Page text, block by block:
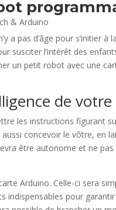
a pas d’âge pour s’initier
susciter l’intérêt des
un petit robot avec une
de
les instructions figurant
concevoir le vôtre, en
être autonome et ne
Arduino. Celle-ci sera
indispensables pour